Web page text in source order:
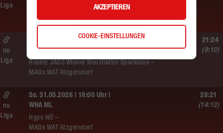
MADx WAT Atzgersdorf –
HIB Handball Graz
Liga
WU18
Roomz JAGS Wiener Neustädter Sparkasse –
MADx WAT Atzgersdorf
nu
Liga
21:24
(9:10)
So. 31.05.2026 | 18:00 Uhr |
WHA ML
Hypo NÖ –
MADx WAT Atzgersdorf
nu
Liga
28:21
(14:13)
AKZEPTIEREN
COOKIE-EINSTELLUNGEN